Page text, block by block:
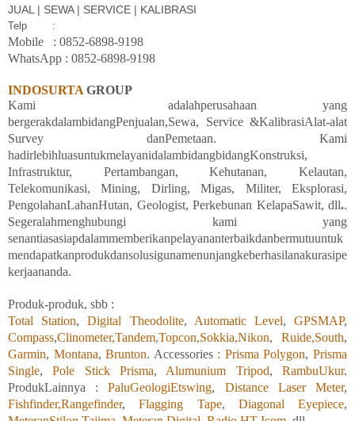
JUAL | SEWA | SERVICE | KALIBRASI
Telp :
Mobile : 0852-6898-9198
WhatsApp : 0852-6898-9198
INDOSURTA GROUP
Kami
adalahperusahaan yang
bergerakdalambidangPenjualan,Sewa, Service &KalibrasiAlat-alat
Survey danPemetaan. Kami
hadirlebihluasuntukmelayanidalambidangbidangKonstruksi,
Infrastruktur, Pertambangan, Kehutanan, Kelautan,
Telekomunikasi, Mining, Dirling, Migas, Militer, Eksplorasi,
PengolahanLahanHutan, Geologist, Perkebunan KelapaSawit, dll..
Segeralahmenghubungi
kami
yang
senantiasasiapdalammemberikanpelayananterbaikdanbermutuuntuk
mendapatkanprodukdansolusigunamenunjangkeberhasilanakurasipe
kerjaananda.
Produk-produk, sbb :
Total Station,Digital Theodolite, Automatic Level,GPSMAP,
Compass,Clinometer,Tandem,Topcon,Sokkia,Nikon, Ruide,South,
Garmin, Montana,Brunton. Accessories : Prisma Polygon,Prisma
Single,Pole Stick Prisma, Alumunium Tripod,RambuUkur.
ProdukLainnya :PaluGeologiEtswing, Distance Laser Meter,
Fishfinder,Rangefinder,Flagging Tape, Diagonal Eyepiece,